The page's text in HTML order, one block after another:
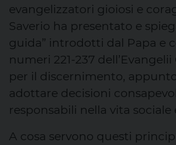
evangelizzatori gioiosi e
Saverio ha presentato e
guida” introdotti dal Papa e
numeri 221-237
per il discernimento,
adottare decisioni
responsabili nella vita sociale
A cosa servono questi